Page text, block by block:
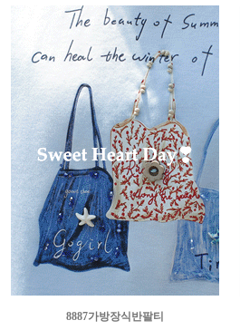
8887가방장식반팔티